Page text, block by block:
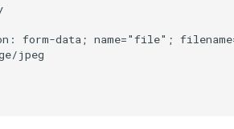
form-data; name="file";
jpeg